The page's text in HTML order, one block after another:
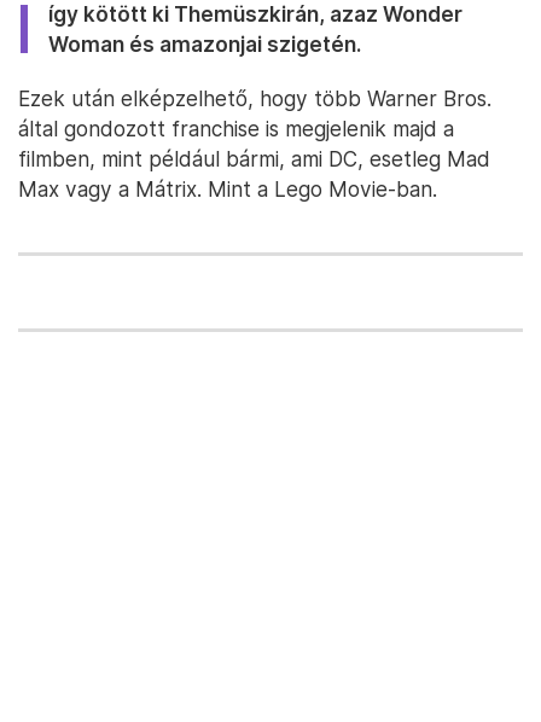
így kötött ki Themüszkirán, azaz Wonder
Woman és amazonjai szigetén.
Ezek után elképzelhető, hogy több Warner Bros.
által gondozott franchise is megjelenik majd a
filmben, mint például bármi, ami DC, esetleg Mad
Max vagy a Mátrix. Mint a Lego Movie-ban.